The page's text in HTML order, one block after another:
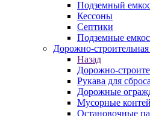
Подземный
Кессоны
Септики
Подземные
Дорожно-
Назад
Дорожно-
Рукава для
Дорожные
Мусорные
Остановочные